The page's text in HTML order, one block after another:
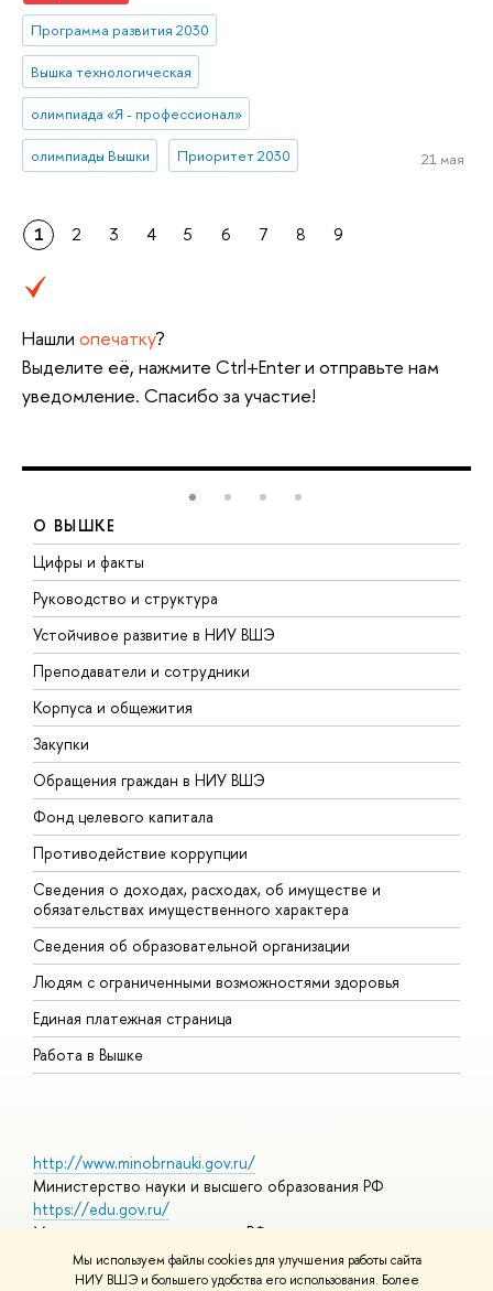
Мы используем файлы cookies для улучшения работы сайта
НИУ ВШЭ и большего удобства его использования. Более
Программа развития 2030
Вышка технологическая
олимпиада «Я - профессионал»
олимпиады Вышки Приоритет 2030 21 мая
1 2 3 4 5 6 7 8 9
Нашли опечатку?
Выделите её, нажмите Ctrl+Enter и отправьте нам
уведомление. Спасибо за участие!
О ВЫШКЕ
Цифры и факты
Руководство и структура
Устойчивое развитие в НИУ ВШЭ
Преподаватели и сотрудники
Корпуса и общежития
Закупки
Обращения граждан в НИУ ВШЭ
Фонд целевого капитала
Противодействие коррупции
Сведения о доходах, расходах, об имуществе и
обязательствах имущественного характера
Сведения об образовательной организации
Людям с ограниченными возможностями здоровья
Единая платежная страница
Работа в Вышке
http://www.minobrnauki.gov.ru/
Министерство науки и высшего образования РФ
https://edu.gov.ru/
Министерство просвещения РФ
https://elearning.hse.ru/mooc
Массовые открытые онлайн-курсы